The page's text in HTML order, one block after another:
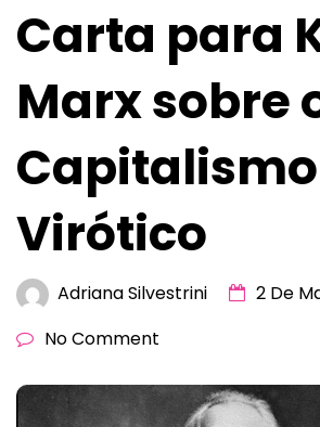
Carta para
Marx sobre
Capitalismo
Virótico
Adriana Silvestrini
2 De
No Comment